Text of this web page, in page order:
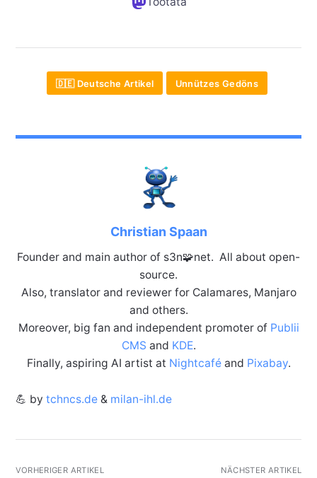
🇩🇪 Deutsche Artikel Unnützes Gedöns
Christian Spaan
Founder and main author of s3n🧩net. All about open-
source.
Also, translator and reviewer for Calamares, Manjaro
and others.
Moreover, big fan and independent promoter of Publii
CMS and KDE.
Finally, aspiring AI artist at Nightcaféand Pixabay.
💪 by tchncs.de& milan-ihl.de
VORHERIGER ARTIKEL NÄCHSTER ARTIKEL